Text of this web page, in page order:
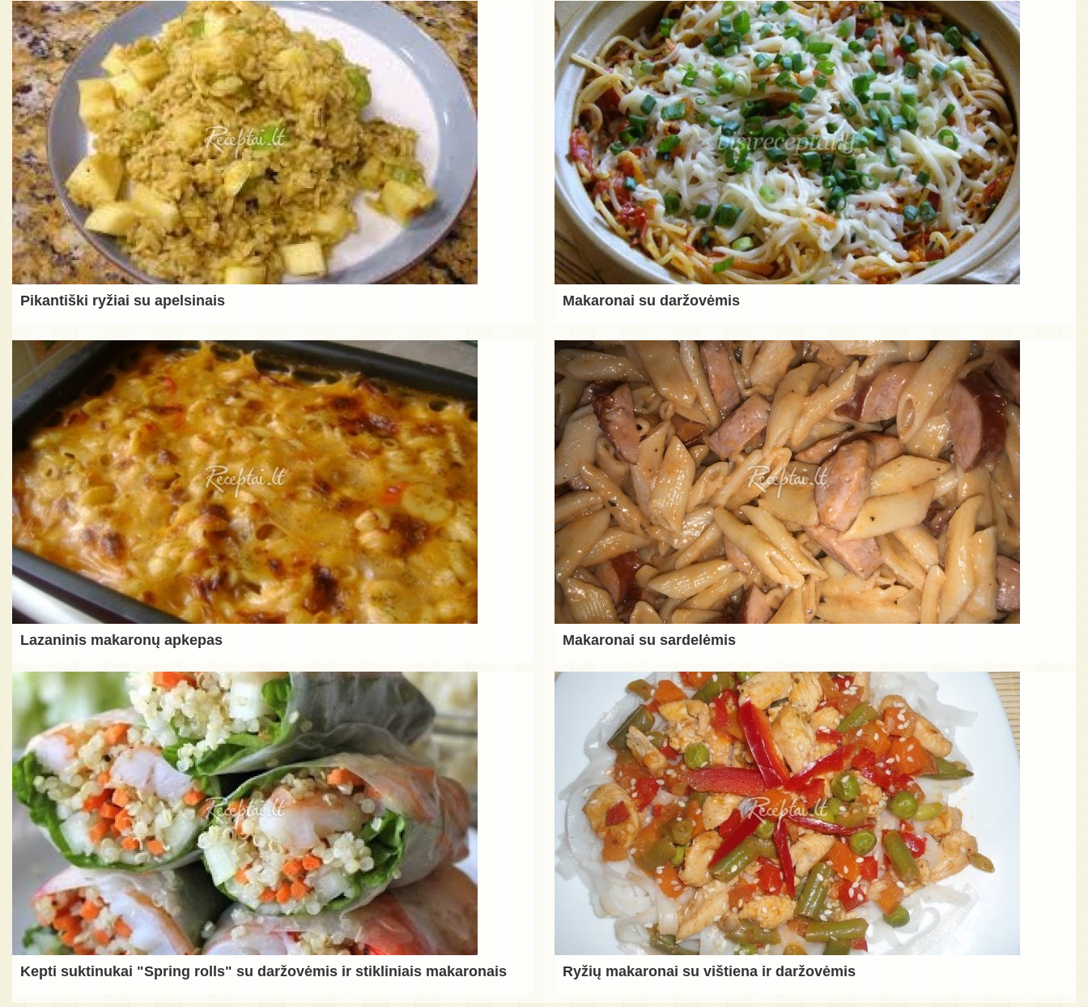
Pikantiški ryžiai su apelsinais Makaronai su daržovėmis
Lazaninis makaronų apkepas Makaronai su sardelėmis
Kepti suktinukai "Spring rolls" su daržovėmis ir stikliniais makaronais Ryžių makaronai su vištiena ir daržovėmis